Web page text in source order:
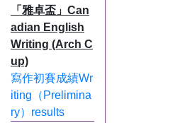
「雅卓盃」Can
adian English
Writing (Arch C
up)
寫作初賽成績Wr
iting（Prelimina
ry）results